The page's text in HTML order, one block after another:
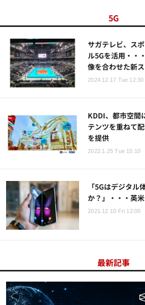
5G
サガテレビ、ス
ル5Gを活用・・
像を合わせた新
2024.12.17 Tue 12:30
KDDI、都市空間
テンツを重ねて
を提供
2022.1.25 Tue 15:10
「5Gはデジタル
か？」・・・英
2021.12.10 Fri 12:00
最新記事